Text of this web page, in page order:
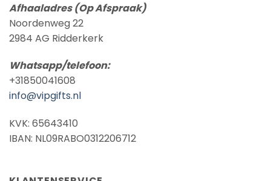
Afhaaladres (Op Afspraak)
Noordenweg 22
2984 AG Ridderkerk
Whatsapp/telefoon:
+31850041608
info@vipgifts.nl
KVK: 65643410
IBAN: NL09RABO0312206712